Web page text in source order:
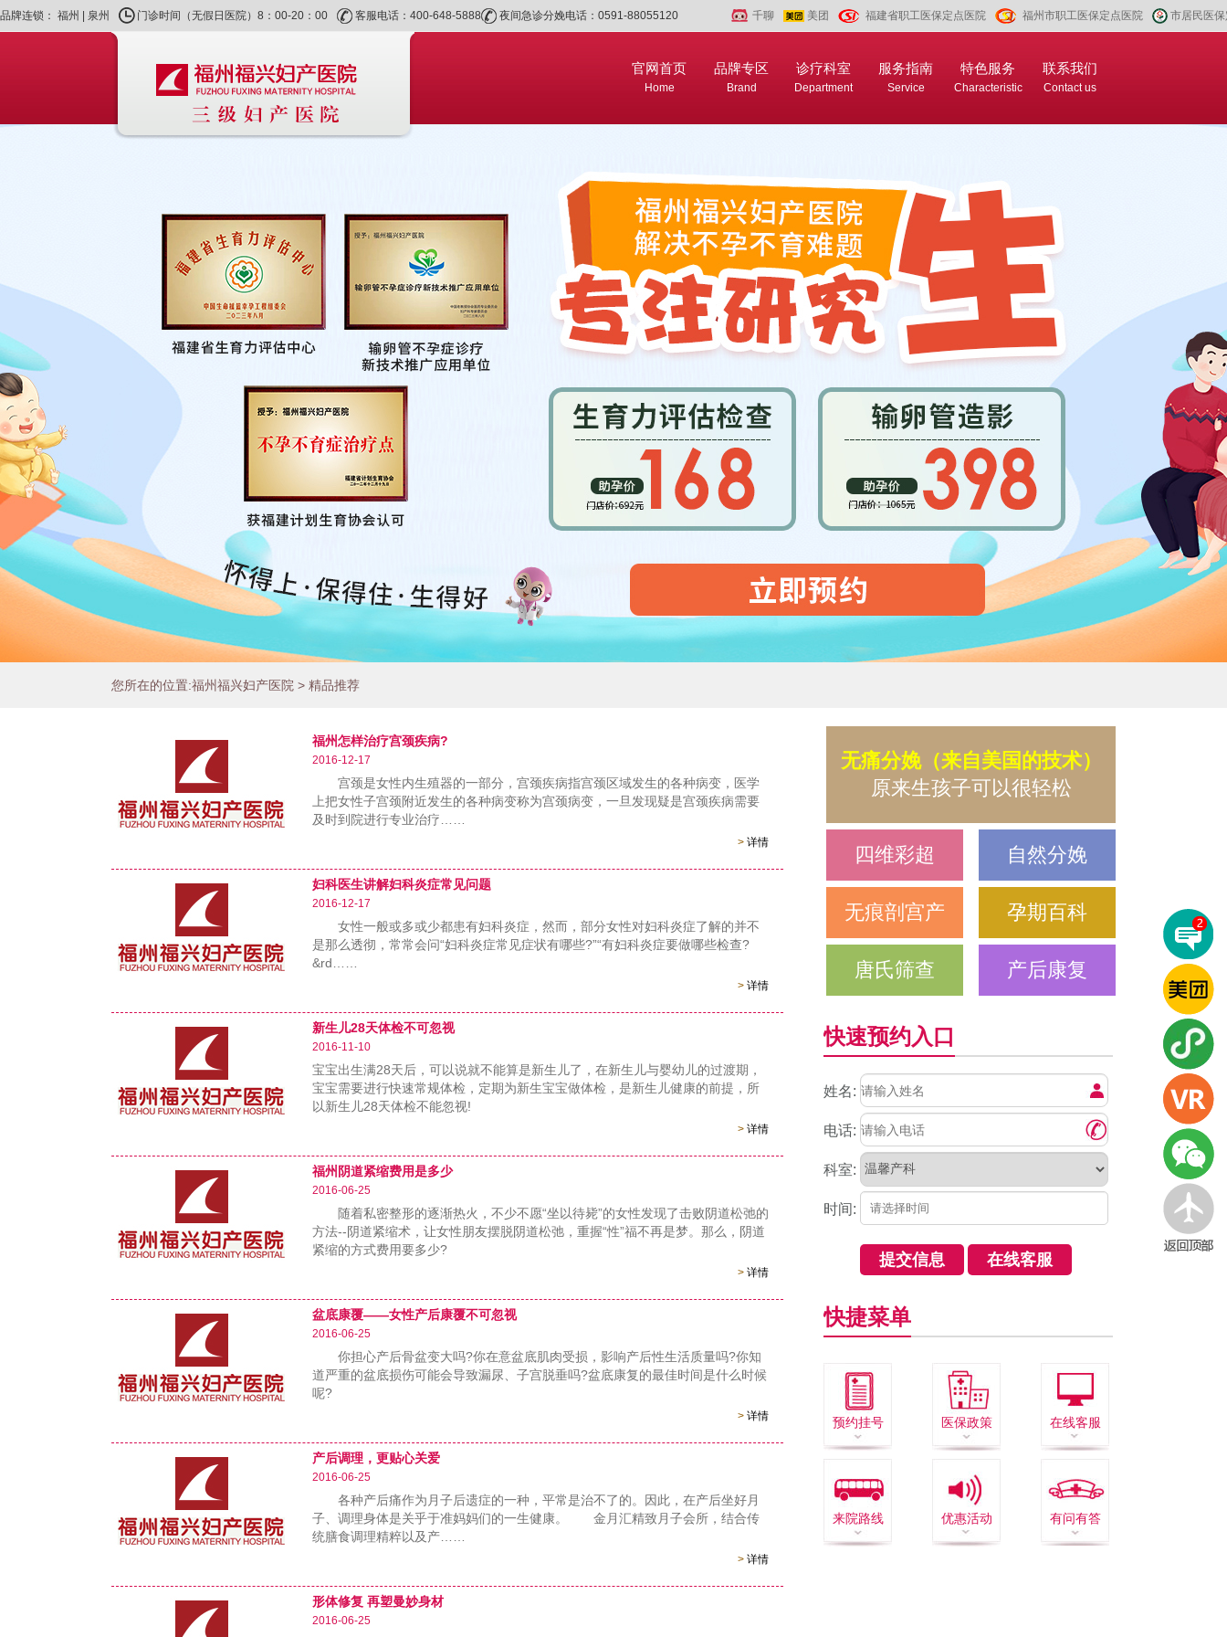
市居民医
福州市职工医保定点医院
福建省职工医保定点医院
美团
千聊
品牌连锁： 福州 泉州 门诊时间（无假日医院）8：00-20：00 客服电话：400-648-5888 夜间急诊分娩电话：0591-88055120
联系我们
Contact us
特色服务
Characteristic
服务指南
Service
诊疗科室
Department
品牌专区
Brand
官网首页
Home
您所在的位置:福州福兴妇产医院 > 精品推荐
福州怎样治疗宫颈疾病?
2016-12-17
宫颈是女性内生殖器的一部分，宫颈疾病指宫颈区域发生的各种病变，医学
上把女性子宫颈附近发生的各种病变称为宫颈病变，一旦发现疑是宫颈疾病需要
及时到院进行专业治疗……
> 详情
妇科医生讲解妇科炎症常见问题
2016-12-17
女性一般或多或少都患有妇科炎症，然而，部分女性对妇科炎症了解的并不
是那么透彻，常常会问“妇科炎症常见症状有哪些?”“有妇科炎症要做哪些检查?
&rd……
> 详情
新生儿28天体检不可忽视
2016-11-10
宝宝出生满28天后，可以说就不能算是新生儿了，在新生儿与婴幼儿的过渡期，
宝宝需要进行快速常规体检，定期为新生宝宝做体检，是新生儿健康的前提，所
以新生儿28天体检不能忽视!
> 详情
福州阴道紧缩费用是多少
2016-06-25
随着私密整形的逐渐热火，不少不愿“坐以待毙”的女性发现了击败阴道松弛的
方法--阴道紧缩术，让女性朋友摆脱阴道松弛，重握“性”福不再是梦。那么，阴道
紧缩的方式费用要多少?
> 详情
盆底康覆——女性产后康覆不可忽视
2016-06-25
你担心产后骨盆变大吗?你在意盆底肌肉受损，影响产后性生活质量吗?你知
道严重的盆底损伤可能会导致漏尿、子宫脱垂吗?盆底康复的最佳时间是什么时候
呢?
> 详情
产后调理，更贴心关爱
2016-06-25
各种产后痛作为月子后遗症的一种，平常是治不了的。因此，在产后坐好月
子、调理身体是关乎于准妈妈们的一生健康。 金月汇精致月子会所，结合传
统膳食调理精粹以及产……
> 详情
形体修复 再塑曼妙身材
2016-06-25
无痛分娩（来自美国的技术）
原来生孩子可以很轻松
四维彩超 自然分娩
无痕剖宫产 孕期百科
唐氏筛查 产后康复
快速预约入口
姓名:
电话:
科室:
时间:
快捷菜单
预约挂号 医保政策 在线客服
来院路线 优惠活动 有问有答